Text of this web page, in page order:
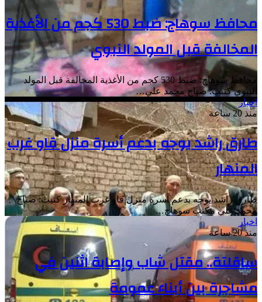
محافظ سوهاج: ضبط 530 كجم من الأغذية
المخالفة قبل المولد النبوي
محافظ سوهاج: ضبط 530 كجم من الأغذية المخالفة قبل المولد
النبوي كتبت: صباح محمد علي…
اخبار
منذ 20 ساعة
طارق راشد يوجه بدعم أسرة منزل قاو غرب
المنهار
طارق راشد يوجه بدعم أسرة منزل قاو غرب المنهار كتبت: صباح
محمد علي مكتب سوهاج…
اخبار
منذ 20 ساعة
ساقلتة.. مقتل شاب وإصابة اثنين في
مشاجرة بين أبناء عمومة